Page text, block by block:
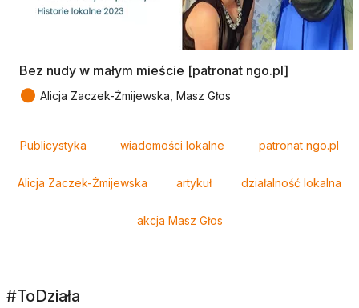
Bez nudy w małym mieście [patronat ngo.pl]
● Alicja Zaczek-Żmijewska, Masz Głos
Publicystyka wiadomości lokalne patronat ngo.pl
Alicja Zaczek-Żmijewska artykuł działalność lokalna
akcja Masz Głos
#ToDziała